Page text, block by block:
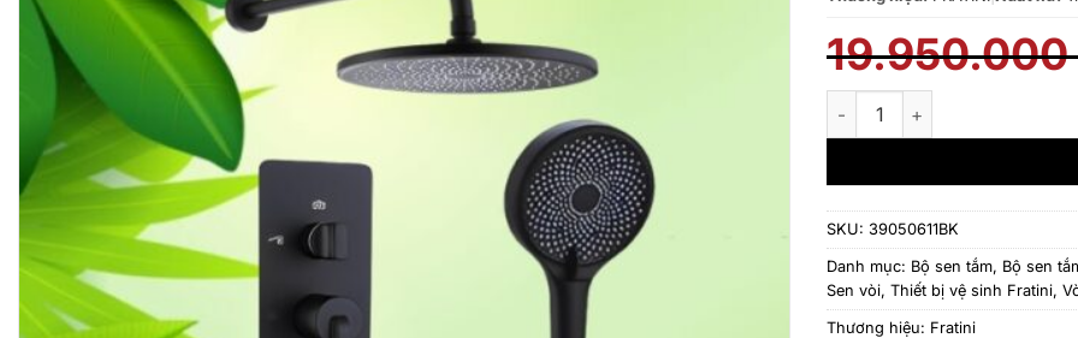
19.950.000
Sen cây tắm âm tường
SKU: 39050611BK
Danh mục: Bộ sen tắm, Bộ sen
Sen vòi, Thiết bị vệ sinh Fratini,
Thương hiệu: Fratini